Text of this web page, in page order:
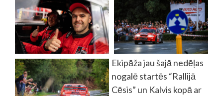
Ekipāža jau šajā nedēļas
nogalē startēs “Rallijā
Cēsis” un Kalvis kopā ar